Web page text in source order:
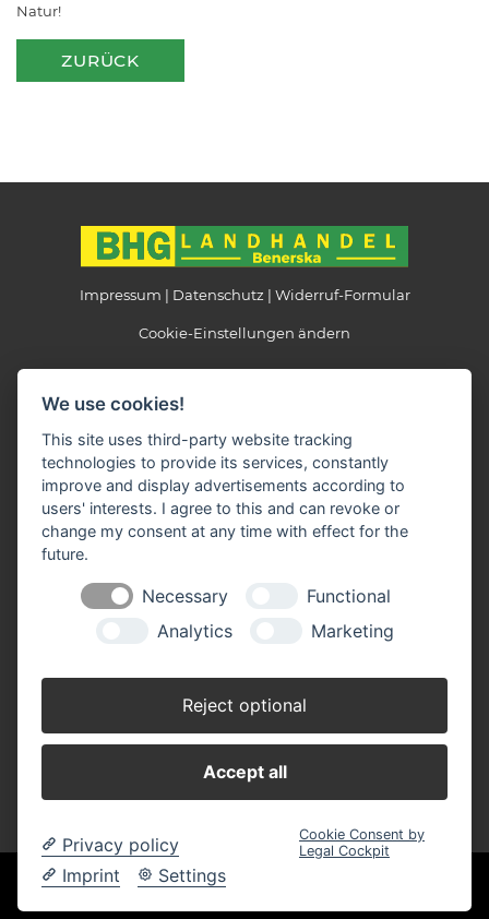
Natur!
ZURÜCK
Impressum Datenschutz Widerruf-Formular
Cookie-Einstellungen ändern
Beethovenstraße 6
39524 Schönhausen
Telefon: 039323 / 38346
Telefax: 039323 / 38850
E-Mail:info(at)landhandel-benerska.de
Montag - Freitag: 08.30 - 12.00 + 14.30 - 18.00 Uhr
Samstag: 08.30 - 11.00 Uhr
Wir sind Partner der:
Wir sind einer von über 150 ausgefuxxten
We use cookies!
This site uses third-party website tracking
technologies to provide its services, constantly
improve and display advertisements according to
users' interests. I agree to this and can revoke or
change my consent at any time with effect for the
future.
Necessary
Functional
Analytics
Marketing
Reject optional
Accept all
Privacy policy
Imprint
Settings
Cookie Consent by
Legal Cockpit